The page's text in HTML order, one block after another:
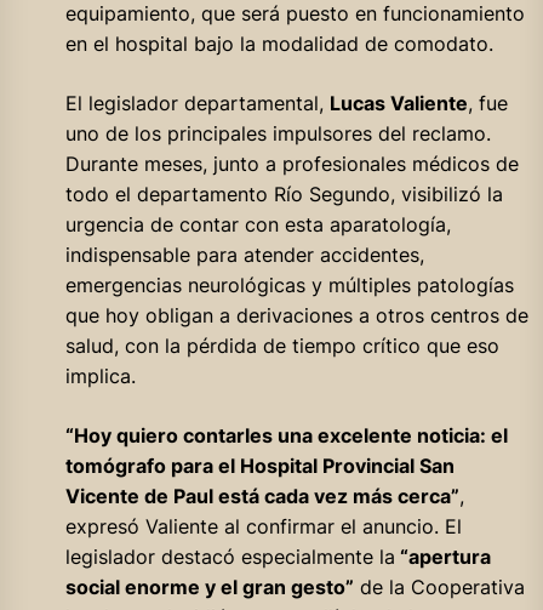
equipamiento, que será puesto en funcionamiento
en el hospital bajo la modalidad de comodato.
El legislador departamental, Lucas Valiente, fue
uno de los principales impulsores del reclamo.
Durante meses, junto a profesionales médicos de
todo el departamento Río Segundo, visibilizó la
urgencia de contar con esta aparatología,
indispensable para atender accidentes,
emergencias neurológicas y múltiples patologías
que hoy obligan a derivaciones a otros centros de
salud, con la pérdida de tiempo crítico que eso
implica.
“Hoy quiero contarles una excelente noticia: el
tomógrafo para el Hospital Provincial San
Vicente de Paul está cada vez más cerca”,
expresó Valiente al confirmar el anuncio. El
legislador destacó especialmente la “apertura
social enorme y el gran gesto” de la Cooperativa